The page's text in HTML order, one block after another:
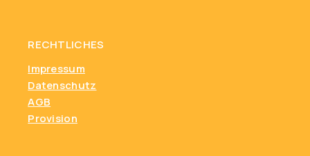
RECHTLICHES
Impressum
Datenschutz
AGB
Provision